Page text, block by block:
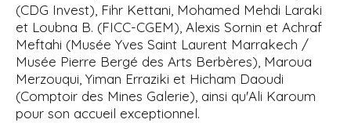
(CDG Invest), Fihr Kettani, Mohamed Mehdi Laraki
et Loubna B. (FICC-CGEM), Alexis Sornin et Achraf
Meftahi (Musée Yves Saint Laurent Marrakech /
Musée Pierre Bergé des Arts Berbères), Maroua
Merzouqui, Yiman Erraziki et Hicham Daoudi
(Comptoir des Mines Galerie), ainsi qu'Ali Karoum
pour son accueil exceptionnel.